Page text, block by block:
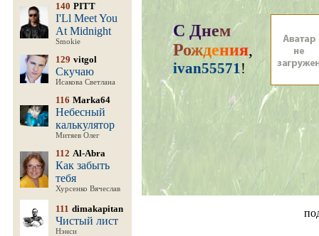
140 PITT
I'Ll Meet You
At Midnight
Smokie
129 vitgol
Скучаю
Исакова Светлана
116 Marka64
Небесный
калькулятор
Митяев Олег
112 Al-Abra
Как забыть
тебя
Хурсенко Вячеслав
111 dimakapitan
Чистый лист
Нэнси
С Днем
Рождения,
ivan55571!